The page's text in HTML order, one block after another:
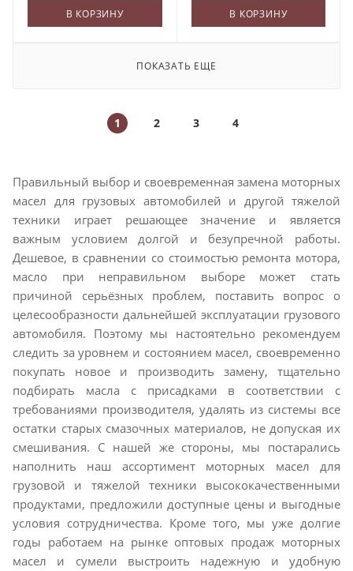
В КОРЗИНУ В КОРЗИНУ
ПОКАЗАТЬ ЕЩЕ
1 2 3 4
Правильный выбор и своевременная замена моторных
масел для грузовых автомобилей и другой тяжелой
техники играет решающее значение и является
важным условием долгой и безупречной работы.
Дешевое, в сравнении со стоимостью ремонта мотора,
масло при неправильном выборе может стать
причиной серьёзных проблем, поставить вопрос о
целесообразности дальнейшей эксплуатации грузового
автомобиля. Поэтому мы настоятельно рекомендуем
следить за уровнем и состоянием масел, своевременно
покупать новое и производить замену, тщательно
подбирать масла с присадками в соответствии с
требованиями производителя, удалять из системы все
остатки старых смазочных материалов, не допуская их
смешивания. С нашей же стороны, мы постарались
наполнить наш ассортимент моторных масел для
грузовой и тяжелой техники высококачественными
продуктами, предложили доступные цены и выгодные
условия сотрудничества. Кроме того, мы уже долгие
годы работаем на рынке оптовых продаж моторных
масел и сумели выстроить надежную и удобную